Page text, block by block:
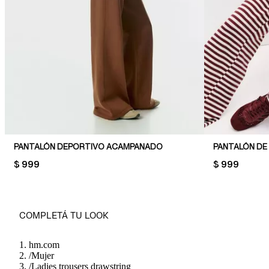
PANTALÓN DEPORTIVO ACAMPANADO
PRICE:
$ 999
PANTALÓN
PRICE:
$ 999
COMPLETÁ TU LOOK
hm.com
/Mujer
/Ladies trousers drawstring